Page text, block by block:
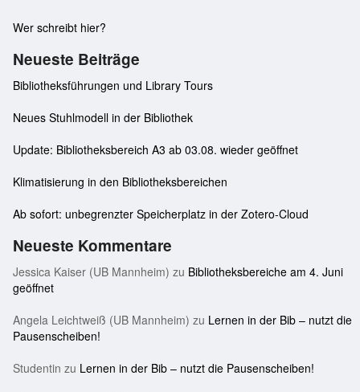
Wer schreibt hier?
Neueste Beiträge
Bibliotheksführungen und Library Tours
Neues Stuhlmodell in der Bibliothek
Update: Bibliotheksbereich A3 ab 03.08. wieder geöffnet
Klimatisierung in den Bibliotheksbereichen
Ab sofort: unbegrenzter Speicherplatz in der Zotero-Cloud
Neueste Kommentare
Jessica Kaiser (UB Mannheim) zu Bibliotheksbereiche am 4. Juni
geöffnet
Angela Leichtweiß (UB Mannheim) zu Lernen in der Bib – nutzt die
Pausenscheiben!
Studentin zu Lernen in der Bib – nutzt die Pausenscheiben!